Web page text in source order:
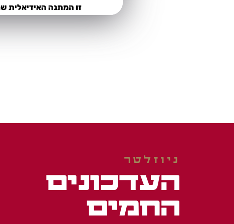
ניוזלטר
העדכונים
החמים